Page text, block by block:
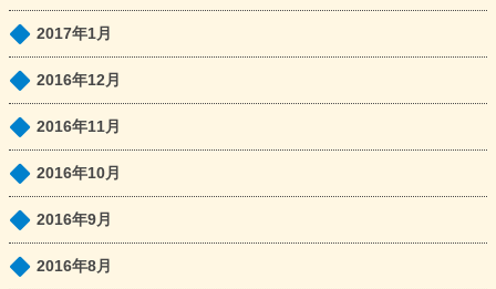
2017年1月
2016年12月
2016年11月
2016年10月
2016年9月
2016年8月